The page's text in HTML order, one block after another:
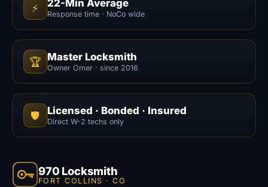
⚡ 22-Min Average
Response time · NoCo wide
🏆 Master Locksmith
Owner Omer · since 2016
🛡️ Licensed · Bonded · Insured
Direct W-2 techs only
970 Locksmith
FORT COLLINS · CO